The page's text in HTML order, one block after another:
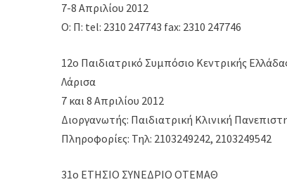
7-8 Απριλίου 2012
Ο: Π: tel: 2310 247743 fax: 2310 247746
12ο Παιδιατρικό Συμπόσιο Κεντρικής
Λάρισα
7 και 8 Απριλίου 2012
Διοργανωτής: Παιδιατρική Κλινική
Πληροφορίες: Τηλ: 2103249242, 2103249542
31ο ΕΤΗΣΙΟ ΣΥΝΕΔΡΙΟ ΟΤΕΜΑΘ